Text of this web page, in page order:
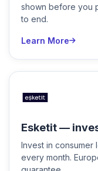
shown before you
to end.
Learn More
Esketit —
Invest in consumer
every month.